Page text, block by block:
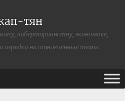
тян
либертарианству, экономике,
изредка на отвлечённые темы.